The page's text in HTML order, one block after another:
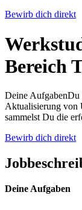
Bewirb dich direkt
Bereich
Deine AufgabenDu
Aktualisierung von
sammelst Du die
Bewirb dich direkt
Deine Aufgaben